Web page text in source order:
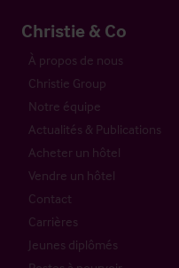
Christie & Co
À propos de nous
Christie Group
Notre équipe
Actualités & Publications
Acheter un hôtel
Vendre un hôtel
Contact
Carrières
Jeunes diplômés